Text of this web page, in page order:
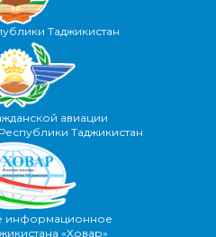
Таджикистан
авиации
Таджикистан
информационное
«Ховар»